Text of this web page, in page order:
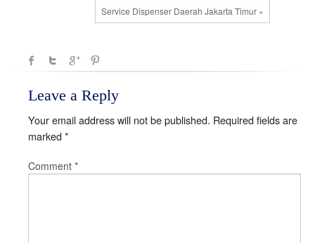
Service Dispenser Daerah Jakarta Timur »
Leave a Reply
Your email address will not be published. Required fields are
marked*
Comment *